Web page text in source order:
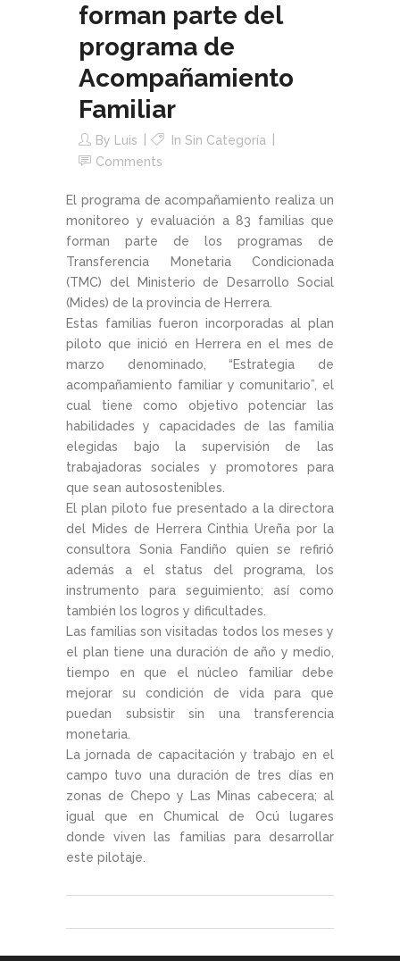
forman parte del
programa de
Acompañamiento
Familiar
By Luis
In Sin Categoría
Comments
El programa de acompañamiento realiza un
monitoreo y evaluación a 83 familias que
forman parte de los programas de
Transferencia Monetaria Condicionada
(TMC) del Ministerio de Desarrollo Social
(Mides) de la provincia de Herrera.
Estas familias fueron incorporadas al plan
piloto que inició en Herrera en el mes de
marzo denominado, “Estrategia de
acompañamiento familiar y comunitario”, el
cual tiene como objetivo potenciar las
habilidades y capacidades de las familia
elegidas bajo la supervisión de las
trabajadoras sociales y promotores para
que sean autosostenibles.
El plan piloto fue presentado a la directora
del Mides de Herrera Cinthia Ureña por la
consultora Sonia Fandiño quien se refirió
además a el status del programa, los
instrumento para seguimiento; así como
también los logros y dificultades.
Las familias son visitadas todos los meses y
el plan tiene una duración de año y medio,
tiempo en que el núcleo familiar debe
mejorar su condición de vida para que
puedan subsistir sin una transferencia
monetaria.
La jornada de capacitación y trabajo en el
campo tuvo una duración de tres días en
zonas de Chepo y Las Minas cabecera; al
igual que en Chumical de Ocú lugares
donde viven las familias para desarrollar
este pilotaje.